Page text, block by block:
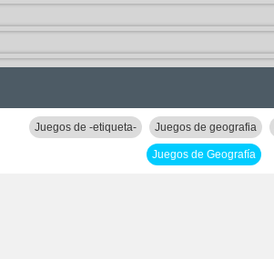
Juegos de -etiqueta- Juegos de geografia
Juegos de Geografía